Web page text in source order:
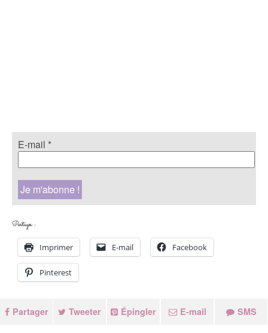
E-mail *
Partager :
Imprimer E-mail Facebook
Pinterest
Partager Tweeter Épingler E-mail SMS